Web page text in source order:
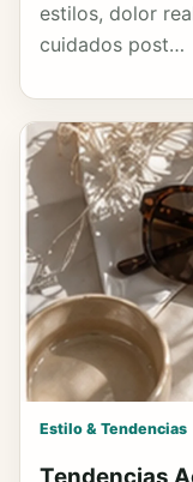
estilos, dolor
cuidados post…
Estilo & Tendencias